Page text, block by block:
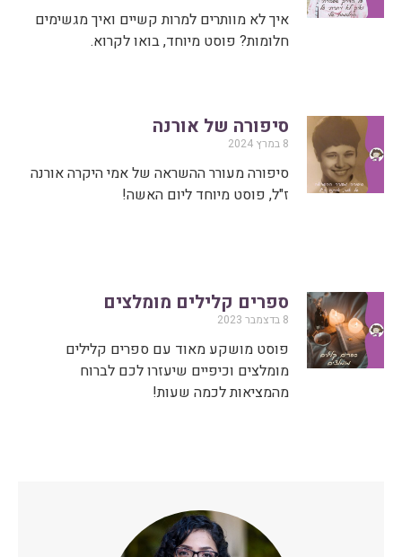
איך לא מוותרים למרות קשיים ואיך מגשימים
חלומות? פוסט מיוחד, בואו לקרוא.
סיפורה של אורנה
8 במרץ 2024
סיפורה מעורר ההשראה של אמי היקרה אורנה
ז"ל, פוסט מיוחד ליום האשה!
ספרים קלילים מומלצים
8 בדצמבר 2023
פוסט מושקע מאוד עם ספרים קלילים
מומלצים וכיפיים שיעזרו לכם לברוח
מהמציאות לכמה שעות!